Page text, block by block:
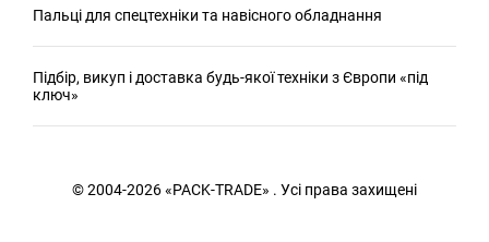
Пальці для спецтехніки та навісного обладнання
Підбір, викуп і доставка будь-якої техніки з Європи «під
ключ»
© 2004-2026 «PACK-TRADE» . Усі права захищені